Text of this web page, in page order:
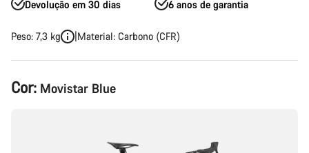
Devolução em 30 dias 6 anos de garantia
Peso: 7,3 kg Material: Carbono (CFR)
Configuração
do
Cor: Movistar Blue